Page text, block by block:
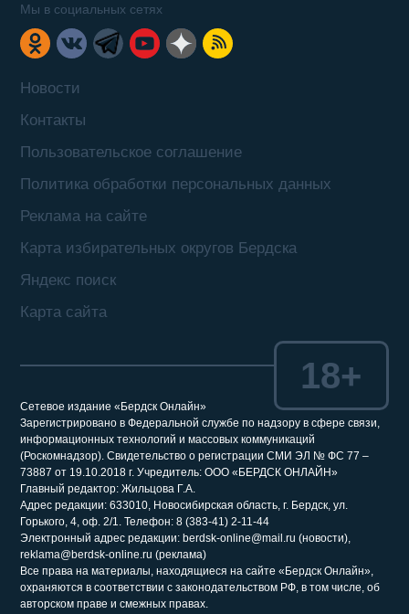
Новости
Контакты
Пользовательское соглашение
Политика обработки персональных данных
Реклама на сайте
Карта избирательных округов Бердска
Яндекс поиск
Карта сайта
Мы в социальных сетях
Сетевое издание «Бердск Онлайн»
Зарегистрировано в Федеральной службе по надзору в сфере связи,
информационных технологий и массовых коммуникаций
(Роскомнадзор). Свидетельство о регистрации СМИ ЭЛ № ФС 77 –
73887 от 19.10.2018 г. Учредитель: ООО «БЕРДСК ОНЛАЙН»
Главный редактор: Жильцова Г.А.
Адрес редакции: 633010, Новосибирская область, г. Бердск, ул.
Горького, 4, оф. 2/1. Телефон: 8 (383-41) 2-11-44
Электронный адрес редакции: berdsk-online@mail.ru (новости),
reklama@berdsk-online.ru (реклама)
Все права на материалы, находящиеся на сайте «Бердск Онлайн»,
охраняются в соответствии с законодательством РФ, в том числе, об
авторском праве и смежных правах.
18+